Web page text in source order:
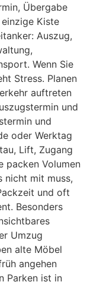
Übergabe
Kiste
Auszug,
Wenn Sie
Stress. Planen
auftreten
und
und
oder Werktag
Lift, Zugang
packen Volumen
nicht mit muss,
und oft
Besonders
Umzug
alte Möbel
angehen
Parken ist in